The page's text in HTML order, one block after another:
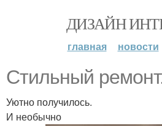
ДИЗАЙН
главная новости
Стильный
Уютно получилось.
И необычно